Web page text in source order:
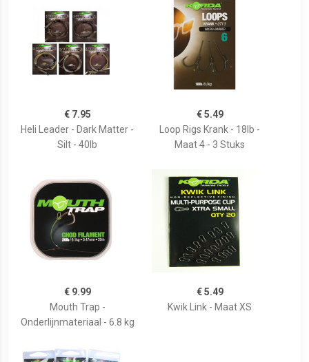
€ 7.95
Heli Leader - Dark Matter -
Silt - 40lb
€ 5.49
Loop Rigs Krank - 18lb -
Maat 4 - 3 Stuks
€ 9.99
Mouth Trap -
Onderlijnmateriaal - 6.8 kg
€ 5.49
Kwik Link - Maat XS